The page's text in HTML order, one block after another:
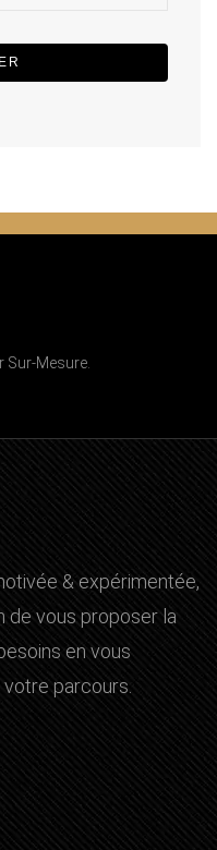
Sur-Mesure.
& expérimentée,
de vous proposer la
en vous
parcours.